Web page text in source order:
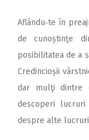
Aflându‑te în
de cunoștinţe
posibilitatea de a
Credincioșii
dar mulţi dintre
descoperi
despre alte lucruri